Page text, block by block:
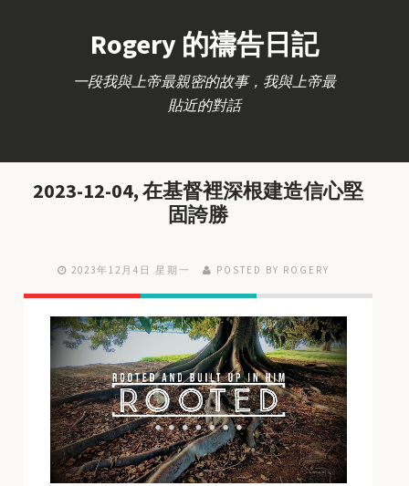
Rogery 的禱告日記
一段我與上帝最親密的故事，我與上帝最
貼近的對話
2023-12-04, 在基督裡深根建造信心堅
固誇勝
2023年12月4日 星期一 POSTED BY ROGERY